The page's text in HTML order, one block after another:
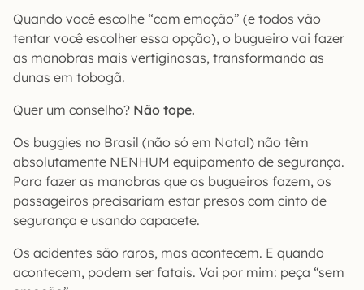
Quando você escolhe “com emoção” (e todos vão
tentar você escolher essa opção), o bugueiro vai fazer
as manobras mais vertiginosas, transformando as
dunas em tobogã.
Quer um conselho? Não tope.
Os buggies no Brasil (não só em Natal) não têm
absolutamente NENHUM equipamento de segurança.
Para fazer as manobras que os bugueiros fazem, os
passageiros precisariam estar presos com cinto de
segurança e usando capacete.
Os acidentes são raros, mas acontecem. E quando
acontecem, podem ser fatais. Vai por mim: peça “sem